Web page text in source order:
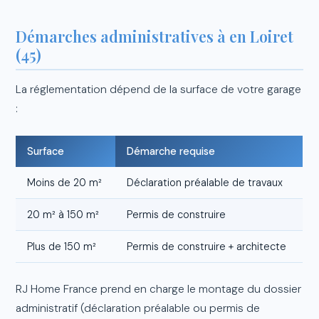
Démarches administratives à en Loiret
(45)
La réglementation dépend de la surface de votre garage
:
Surface Démarche requise
Moins de 20 m² Déclaration préalable de travaux
20 m² à 150 m² Permis de construire
Plus de 150 m² Permis de construire + architecte
RJ Home France prend en charge le montage du dossier
administratif (déclaration préalable ou permis de